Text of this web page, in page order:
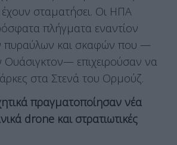
έχουν σταματήσει. Οι ΗΠΑ
πλήγματα εναντίον
πυραύλων και σκαφών που —
επιχειρούσαν να
στα Στενά του Ορμούζ.
πραγματοποίησαν νέα
drone και στρατιωτικές